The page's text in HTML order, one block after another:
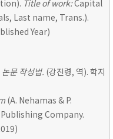
Title of work:Capital
Last name, Trans.).
Year)
문 작성법. (강진령, 역). 학지
(A. Nehamas & P.
Company.